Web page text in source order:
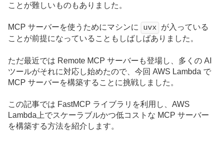
ことが難しいものもありました。
MCP サーバーを使うためにマシンに uvx
が入っている
ことが前提になっていることもしばしばありました。
ただ最近では Remote MCP サーバーも登場し、多くの AI
ツールがそれに対応し始めたので、今回 AWS Lambda で
MCP サーバーを構築することに挑戦しました。
この記事では FastMCP ライブラリを利用し、AWS
Lambda上でスケーラブルかつ低コストな MCP サーバー
を構築する方法を紹介します。